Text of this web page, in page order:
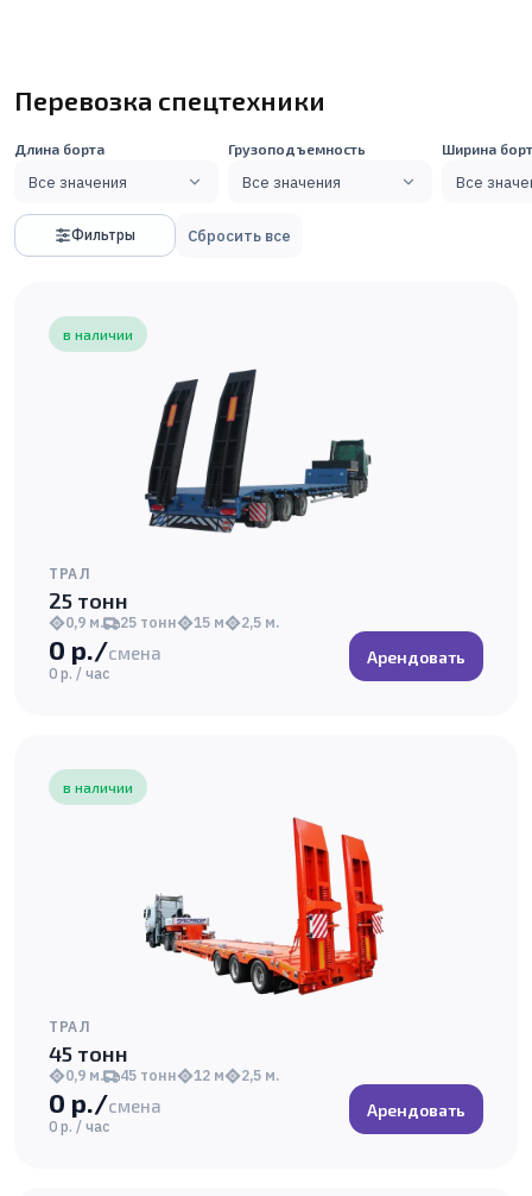
Перевозка спецтехники
Длина борта
Все значения
Грузоподъемность
Все значения
Ширина
Все
Фильтры Сбросить все
в наличии
ТРАЛ
25 тонн
0,9 м. 25 тонн 15 м 2,5 м.
0 р./смена
0 р. / час
Арендовать
в наличии
ТРАЛ
45 тонн
0,9 м. 45 тонн 12 м 2,5 м.
0 р./смена
0 р. / час
Арендовать